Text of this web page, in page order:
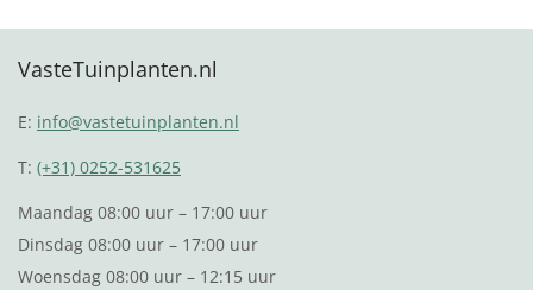
VasteTuinplanten.nl
E: info@vastetuinplanten.nl
T:(+31) 0252-531625
Maandag 08:00 uur – 17:00 uur
Dinsdag 08:00 uur – 17:00 uur
Woensdag 08:00 uur – 12:15 uur